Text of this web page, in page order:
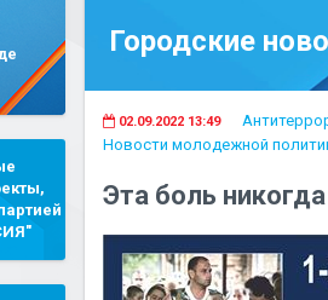
Городские
02.09.2022 13:49
Новости молодежной
Эта боль